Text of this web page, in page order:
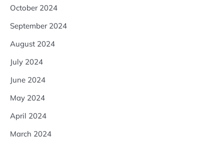
October 2024
September 2024
August 2024
July 2024
June 2024
May 2024
April 2024
March 2024